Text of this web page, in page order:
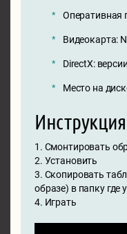
Оперативная
Видеокарта:
DirectX:
Место на
1. Смонтировать
2. Установить
3. Скопировать
образе) в папку где
4. Играть